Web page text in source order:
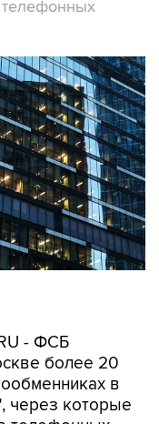
- ФСБ
в
которые
телефонных
девяти